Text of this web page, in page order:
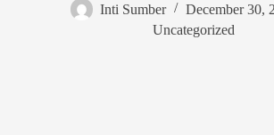
Inti Sumber
December 30,
Uncategorized